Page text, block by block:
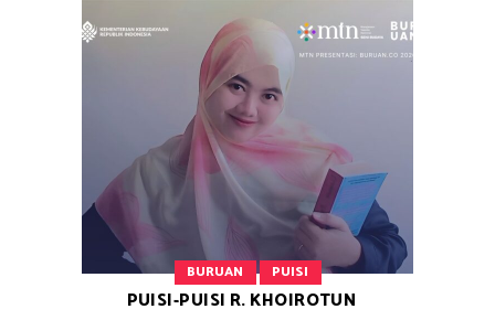
BURUAN PUISI
PUISI-PUISI R. KHOIROTUN